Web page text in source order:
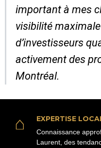
important à mes
visibilité
d’investisseurs
activement des
Montréal.
⌂ EXPERTISE
Connaissance
Laurent, des